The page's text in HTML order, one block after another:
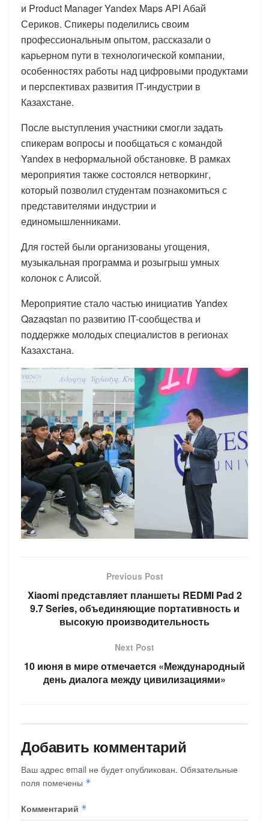
и Product Manager Yandex Maps API Абай
Сериков. Спикеры поделились своим
профессиональным опытом, рассказали о
карьерном пути в технологической компании,
особенностях работы над цифровыми продуктами
и перспективах развития IT-индустрии в
Казахстане.
После выступления участники смогли задать
спикерам вопросы и пообщаться с командой
Yandex в неформальной обстановке. В рамках
мероприятия также состоялся нетворкинг,
который позволил студентам познакомиться с
представителями индустрии и
единомышленниками.
Для гостей были организованы угощения,
музыкальная программа и розыгрыш умных
колонок с Алисой.
Мероприятие стало частью инициатив Yandex
Qazaqstan по развитию IT-сообщества и
поддержке молодых специалистов в регионах
Казахстана.
Previous Post
Xiaomi представляет планшеты REDMI Pad 2
9.7 Series, объединяющие портативность и
высокую производительность
Next Post
10 июня в мире отмечается «Международный
день диалога между цивилизациями»
Добавить комментарий
Ваш адрес email не будет опубликован. Обязательные
поля помечены *
Комментарий *